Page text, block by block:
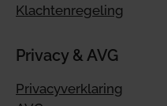
Klachtenregeling
Privacy & AVG
Privacyverklaring